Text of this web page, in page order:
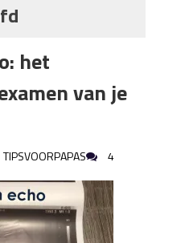
het
van je
TIPSVOORPAPAS 4